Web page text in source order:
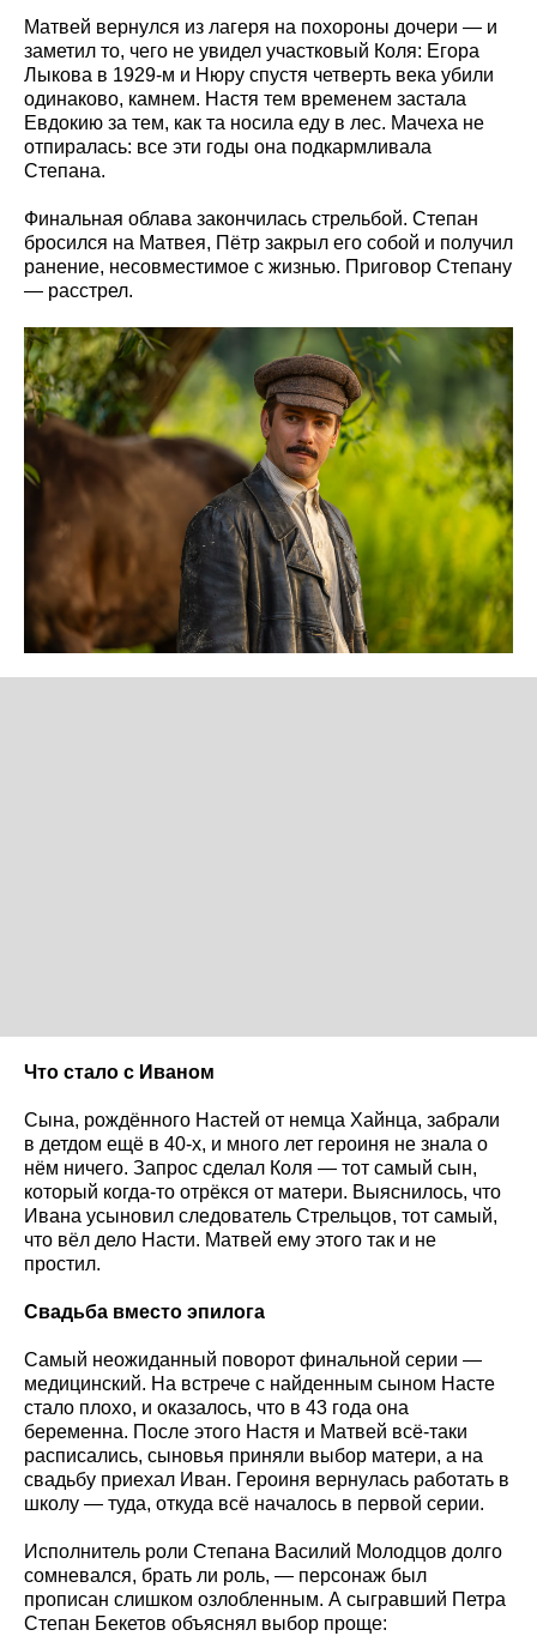
Матвей вернулся из лагеря на похороны дочери — и
заметил то, чего не увидел участковый Коля: Егора
Лыкова в 1929-м и Нюру спустя четверть века убили
одинаково, камнем. Настя тем временем застала
Евдокию за тем, как та носила еду в лес. Мачеха не
отпиралась: все эти годы она подкармливала
Степана.
Финальная облава закончилась стрельбой. Степан
бросился на Матвея, Пётр закрыл его собой и получил
ранение, несовместимое с жизнью. Приговор Степану
— расстрел.
Что стало с Иваном
Сына, рождённого Настей от немца Хайнца, забрали
в детдом ещё в 40-х, и много лет героиня не знала о
нём ничего. Запрос сделал Коля — тот самый сын,
который когда-то отрёкся от матери. Выяснилось, что
Ивана усыновил следователь Стрельцов, тот самый,
что вёл дело Насти. Матвей ему этого так и не
простил.
Свадьба вместо эпилога
Самый неожиданный поворот финальной серии —
медицинский. На встрече с найденным сыном Насте
стало плохо, и оказалось, что в 43 года она
беременна. После этого Настя и Матвей всё-таки
расписались, сыновья приняли выбор матери, а на
свадьбу приехал Иван. Героиня вернулась работать в
школу — туда, откуда всё началось в первой серии.
Исполнитель роли Степана Василий Молодцов долго
сомневался, брать ли роль, — персонаж был
прописан слишком озлобленным. А сыгравший Петра
Степан Бекетов объяснял выбор проще: